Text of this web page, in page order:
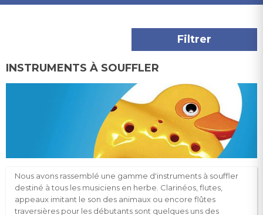
Filtrer
INSTRUMENTS À SOUFFLER
Nous avons rassemblé une gamme d'instruments à souffler
destiné à tous les musiciens en herbe. Clarinéos, flutes,
appeaux imitant le son des animaux ou encore flûtes
traversières pour les débutants sont quelques uns des